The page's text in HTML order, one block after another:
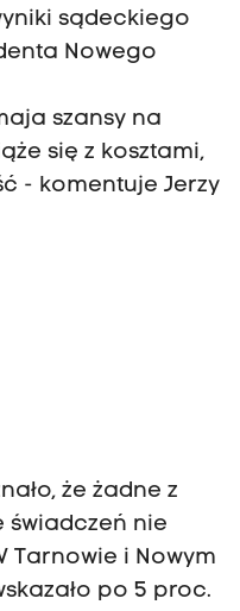
sądeckiego
Nowego
szansy na
się z kosztami,
- komentuje Jerzy
że żadne z
świadczeń nie
Tarnowie i Nowym
po 5 proc.